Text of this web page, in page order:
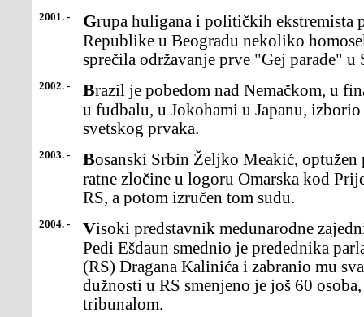
2001. - Grupa huligana i političkih ekstremista pretukla je na Trgu
Republike u Beogradu nekoliko
sprečila održavanje prve "Gej parade" u
2002. - Brazil je pobedom nad Nemačkom, u finalu 17. svetskog prvenstva
u fudbalu, u Jokohami u Japanu,
svetskog prvaka.
2003. - Bosanski Srbin Željko Meakić, optužen pred Haškim tribunalom za
ratne zločine u logoru Omarska kod
RS, a potom izručen tom sudu.
2004. - Visoki predstavnik međunarodne zajednice u Bosni i Hercegovini
Pedi Ešdaun smednio je predednika
(RS) Dragana Kalinića i zabranio mu
dužnosti u RS smenjeno je još 60
tribunalom.